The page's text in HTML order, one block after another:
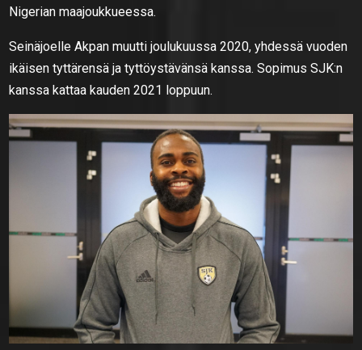
Nigerian maajoukkueessa.
Seinäjoelle Akpan muutti joulukuussa 2020, yhdessä vuoden
ikäisen tyttärensä ja tyttöystävänsä kanssa. Sopimus SJK:n
kanssa kattaa kauden 2021 loppuun.